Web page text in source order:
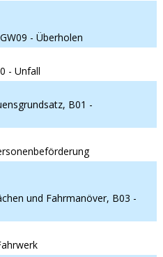
- Überholen
- Unfall
B01 -
und Fahrmanöver, B03 -